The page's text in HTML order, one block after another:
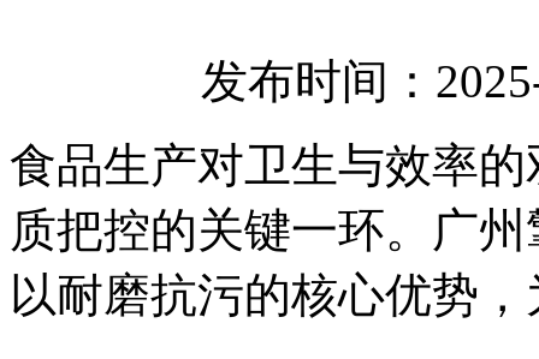
发布时间：
食品生产对卫生与效率
质把控的关键一环。广
以耐磨抗污的核心优势